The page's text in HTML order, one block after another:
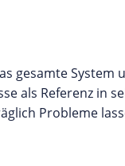
gesamte System
als Referenz in
Probleme